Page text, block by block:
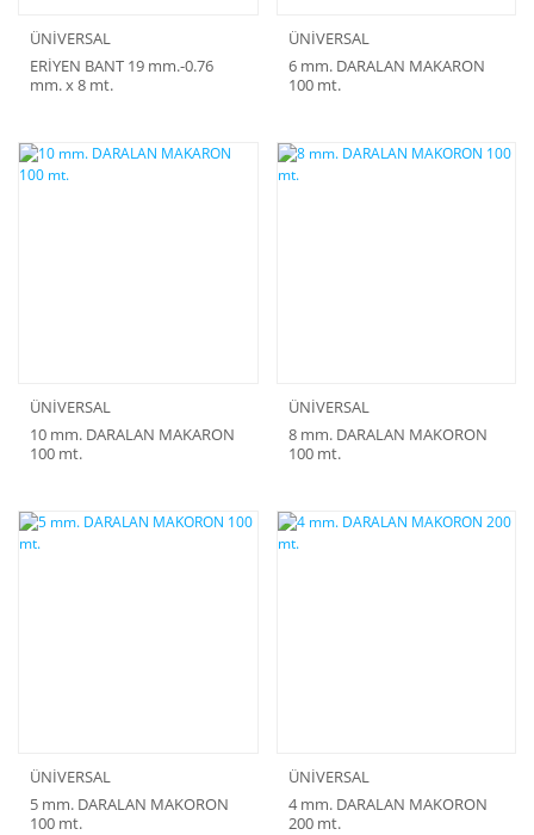
ÜNİVERSAL
ERİYEN BANT 19 mm.-0.76
mm. x 8 mt.
ÜNİVERSAL
6 mm. DARALAN MAKARON
100 mt.
ÜNİVERSAL
10 mm. DARALAN MAKARON
100 mt.
ÜNİVERSAL
8 mm. DARALAN MAKORON
100 mt.
ÜNİVERSAL
5 mm. DARALAN MAKORON
100 mt.
ÜNİVERSAL
4 mm. DARALAN MAKORON
200 mt.